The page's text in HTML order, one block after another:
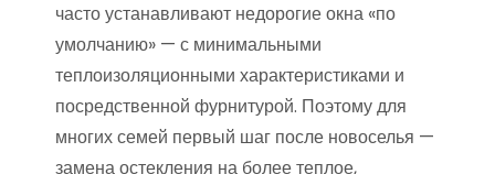
часто устанавливают недорогие окна «по
умолчанию» — с минимальными
теплоизоляционными характеристиками и
посредственной фурнитурой. Поэтому для
многих семей первый шаг после новоселья —
замена остекления на более теплое,